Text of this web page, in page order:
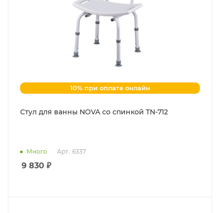
10% при оплате онлайн
Стул для ванны NOVA со спинкой TN-712
Много Арт.: 6337
9 830 ₽